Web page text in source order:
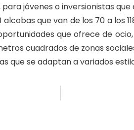
jóvenes o inversionistas
que van de los 70 a los
que ofrece de
cuadrados de zonas
que se adaptan a variados